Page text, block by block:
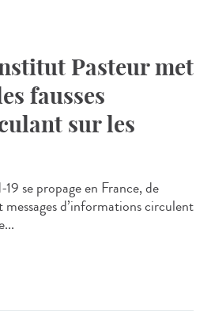
Pasteur met
fausses
sur les
se propage en France, de
d’informations circulent